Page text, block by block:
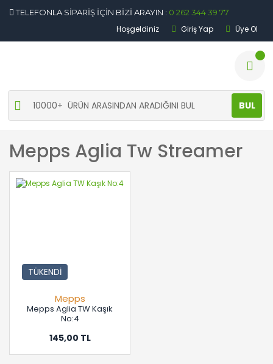
TELEFONLA SİPARİŞ İÇİN BİZİ ARAYIN : 0 262 344 39 77
Hoşgeldiniz Giriş Yap Üye Ol
BUL
Mepps Aglia Tw Streamer
TÜKENDİ
Mepps
Mepps Aglia TW Kaşık
No:4
145,00 TL